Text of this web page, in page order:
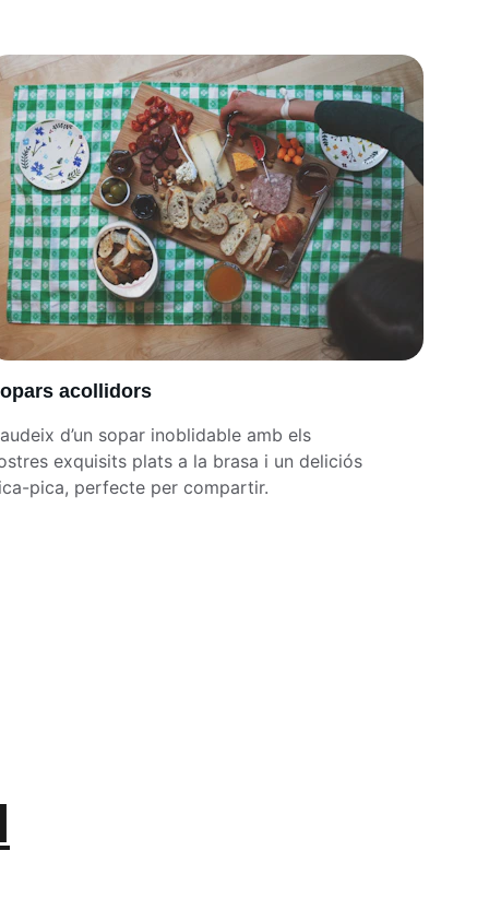
d’un sopar inoblidable amb els
exquisits plats a la brasa i un deliciós
pica, perfecte per compartir.
acollidors